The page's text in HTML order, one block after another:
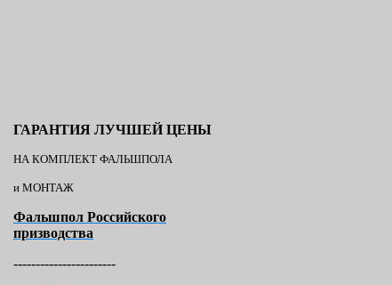
ГАРАНТИЯ ЛУЧШЕЙ ЦЕНЫ
НА КОМПЛЕКТ ФАЛЬШПОЛА
и МОНТАЖ
Фальшпол Российского
призводства
-----------------------